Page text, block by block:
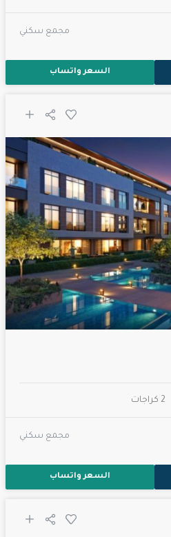
مجمع سكني
السعر واتساب
2 كراجات
مجمع سكني
السعر واتساب